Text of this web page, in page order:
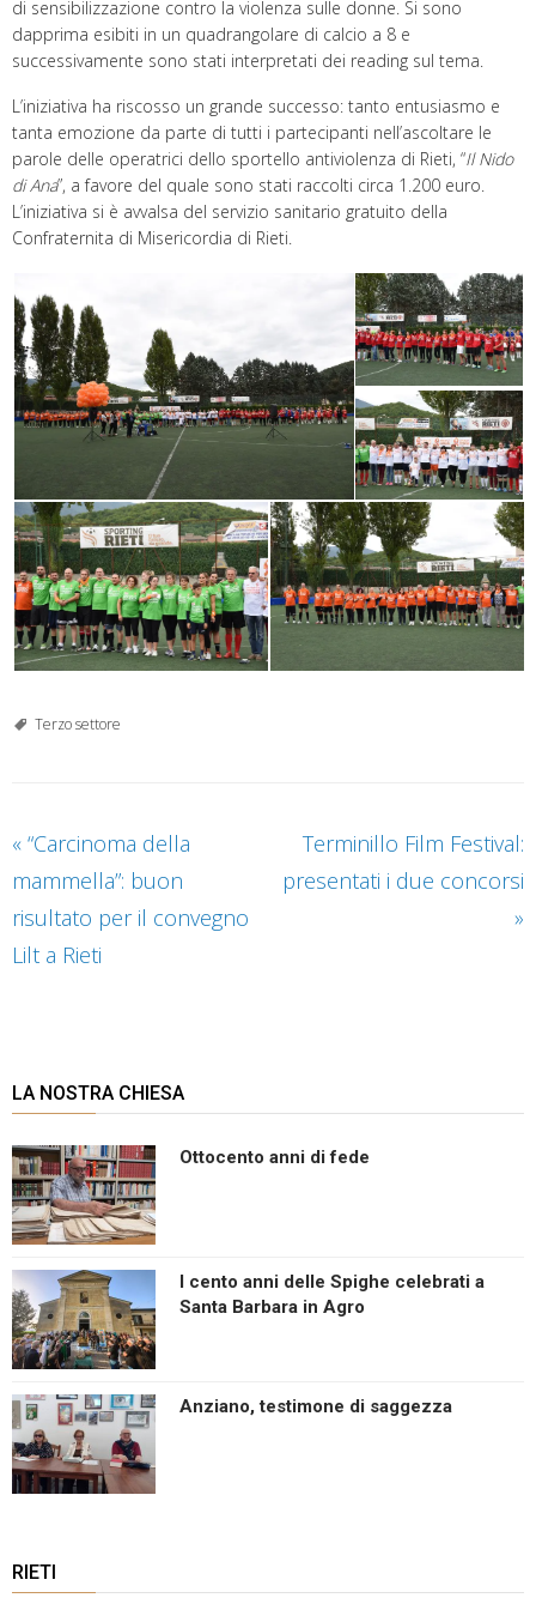
di sensibilizzazione contro la violenza sulle donne. Si sono
dapprima esibiti in un quadrangolare di calcio a 8 e
successivamente sono stati interpretati dei reading sul tema.
L’iniziativa ha riscosso un grande successo: tanto entusiasmo e
tanta emozione da parte di tutti i partecipanti nell’ascoltare le
parole delle operatrici dello sportello antiviolenza di Rieti, “Il Nido
di Ana”, a favore del quale sono stati raccolti circa 1.200 euro.
L’iniziativa si è avvalsa del servizio sanitario gratuito della
Confraternita di Misericordia di Rieti.
Terzo settore
« “Carcinoma della
mammella”: buon
risultato per il convegno
Lilt a Rieti
Terminillo Film Festival:
presentati i due concorsi
»
LA NOSTRA CHIESA
Ottocento anni di fede
I cento anni delle Spighe celebrati a
Santa Barbara in Agro
Anziano, testimone di saggezza
RIETI